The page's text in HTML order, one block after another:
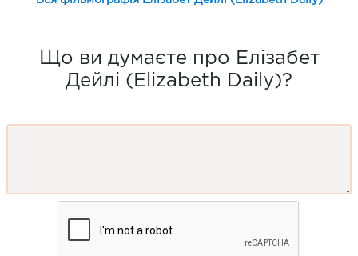
Що ви думаєте про Елізабет
Дейлі (Elizabeth Daily)?